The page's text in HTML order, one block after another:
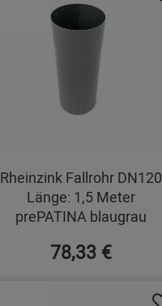
Rheinzink Fallrohr DN120
Länge: 1,5 Meter
prePATINA blaugrau
78,33 €